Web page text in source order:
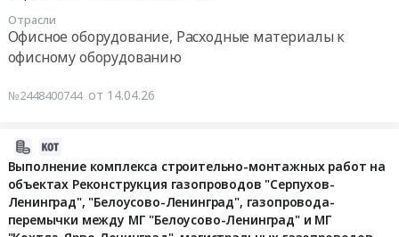
Отрасли
Офисное оборудование, Расходные материалы к
офисному оборудованию
№2448400744 от 14.04.26
Выполнение комплекса строительно-монтажных работ на
объектах Реконструкция газопроводов "Серпухов-
Ленинград", "Белоусово-Ленинград", газопровода-
перемычки между МГ "Белоусово-Ленинград" и МГ